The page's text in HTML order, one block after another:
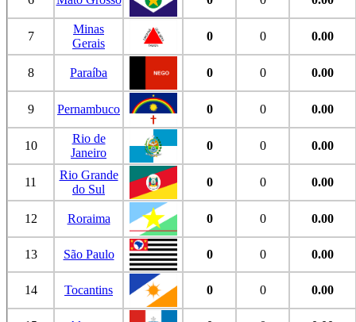
7
Minas
Gerais
0 0 0.00
8 Paraíba 0 0 0.00
9 Pernambuco 0 0 0.00
10
Rio de
Janeiro
0 0 0.00
11
Rio Grande
do Sul
0 0 0.00
12 Roraima 0 0 0.00
13 São Paulo 0 0 0.00
14 Tocantins 0 0 0.00